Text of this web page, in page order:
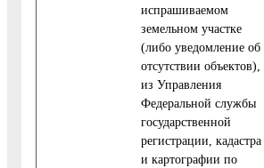
испрашиваемом
земельном участке
(либо уведомление об
отсутствии объектов),
из Управления
Федеральной службы
государственной
регистрации, кадастра
и картографии по